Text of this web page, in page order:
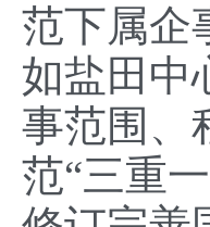
范下属企
如盐田中
事范围、
范“三重